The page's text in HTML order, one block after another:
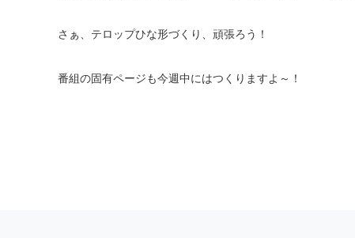
さぁ、テロップひな形づくり、頑張ろう！
番組の固有ページも今週中にはつくりますよ～！